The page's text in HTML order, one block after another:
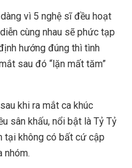
vì 5 nghệ sĩ đều hoạt
cùng nhau sẽ phức tạp
hướng đúng thì tình
sau đó “lặn mất tăm”
khi ra mắt ca khúc
sân khấu, nổi bật là Tỷ Tỷ
tại không có bất cứ cập
nhóm.